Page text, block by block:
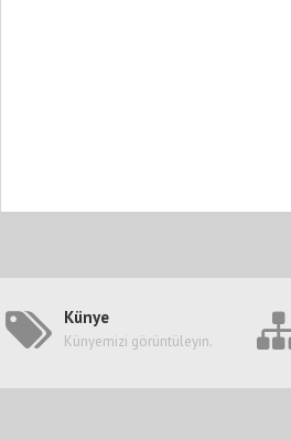
Künye
Künyemizi görüntüleyin.